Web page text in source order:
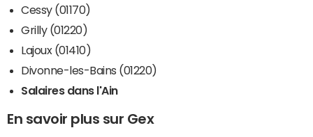
Cessy (01170)
Grilly (01220)
Lajoux (01410)
Divonne-les-Bains (01220)
Salaires dans l'Ain
En savoir plus sur Gex